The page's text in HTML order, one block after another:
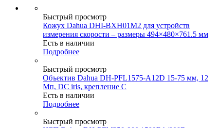
Быстрый просмотр
Кожух Dahua DHI-BXH01M2 для устройств
измерения скорости – размеры 494×480×761.5 мм
Есть в наличии
Подробнее
Быстрый просмотр
Объектив Dahua DH-PFL1575-A12D 15-75 мм, 12
Мп, DC iris, крепление C
Есть в наличии
Подробнее
Быстрый просмотр